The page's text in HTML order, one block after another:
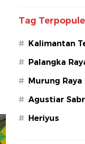
Tag
# Kalimantan
# Palangka
# Murung Raya
# Agustiar
# Heriyus